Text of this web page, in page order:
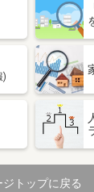
3.50万円
長崎県長崎市西山４
20m²
ワンルーム
長崎県長崎市片淵
37.52m²
ワンルーム
)
ジトップに戻る